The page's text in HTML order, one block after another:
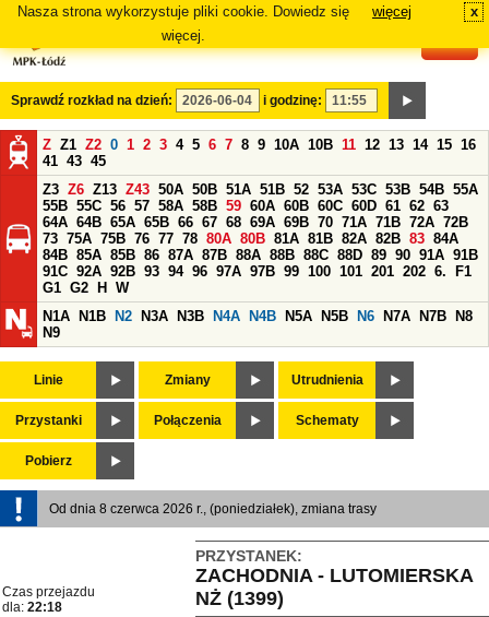
Nasza strona wykorzystuje pliki cookie. Dowiedz się
więcej.
więcej x
Sprawdź rozkład na dzień: i godzinę:
Z Z1 Z2 0 1 2 3 4 5 6 7 8 9 10A 10B 11 12 13 14 15 16
41 43 45
Z3 Z6 Z13 Z43 50A 50B 51A 51B 52 53A 53C 53B 54B 55A
55B 55C 56 57 58A 58B 59 60A 60B 60C 60D 61 62 63
64A 64B 65A 65B 66 67 68 69A 69B 70 71A 71B 72A 72B
73 75A 75B 76 77 78 80A 80B 81A 81B 82A 82B 83 84A
84B 85A 85B 86 87A 87B 88A 88B 88C 88D 89 90 91A 91B
91C 92A 92B 93 94 96 97A 97B 99 100 101 201 202 6.
F1
G1 G2 H
W
N1A
N1B N2 N3A N3B N4A N4B N5A N5B N6 N7A N7B
N8
N9
Linie Zmiany Utrudnienia
Przystanki Połączenia Schematy
Pobierz
Od dnia 8 czerwca 2026 r., (poniedziałek), zmiana trasy
PRZYSTANEK:
ZACHODNIA - LUTOMIERSKA
NŻ (1399)
Czas przejazdu
dla: 22:18